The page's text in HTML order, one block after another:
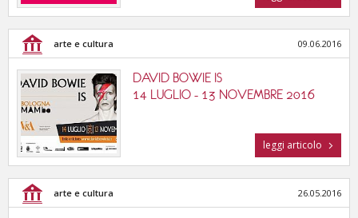
arte e cultura 09.06.2016
DAVID BOWIE IS
14 LUGLIO - 13 NOVEMBRE 2016
leggi articolo
arte e cultura 26.05.2016